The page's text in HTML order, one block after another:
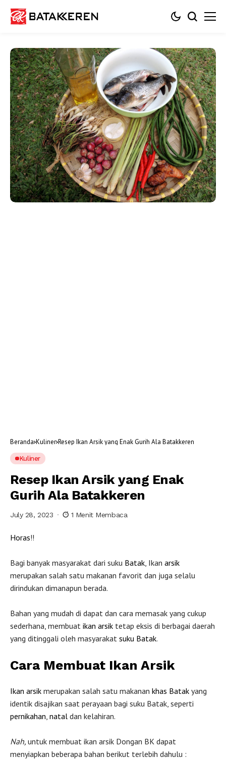
Beranda Kuliner Resep Ikan Arsik yang Enak Gurih Ala Batakkeren
Kuliner
Resep Ikan Arsik yang Enak
Gurih Ala Batakkeren
July 28, 2023 1 Menit Membaca
Horas!!
Bagi banyak masyarakat dari suku Batak, Ikan arsik
merupakan salah satu makanan favorit dan juga selalu
dirindukan dimanapun berada.
Bahan yang mudah di dapat dan cara memasak yang cukup
sederhana, membuat ikan arsik tetap eksis di berbagai daerah
yang ditinggali oleh masyarakat suku Batak.
Cara Membuat Ikan Arsik
Ikan arsik merupakan salah satu makanan khas Batak yang
identik disajikan saat perayaan bagi suku Batak, seperti
pernikahan, natal dan kelahiran.
Nah, untuk membuat ikan arsik Dongan BK dapat
menyiapkan beberapa bahan berikut terlebih dahulu :